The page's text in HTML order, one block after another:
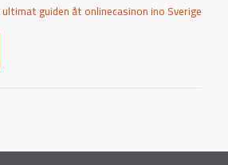
ultimat guiden åt onlinecasinon ino Sverige